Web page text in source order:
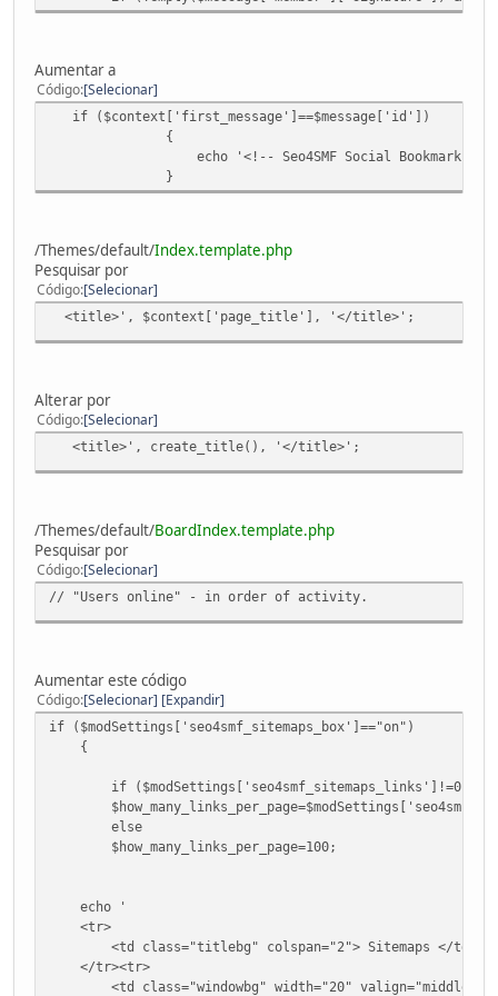
Aumentar a
Código Selecionar
if ($context['first_message']==$message['id'])
{
echo '<!-- Seo4SMF Social Bookmark --
}
/Themes/default/Index.template.php
Pesquisar por
Código Selecionar
<title>', $context['page_title'], '</title>';
Alterar por
Código Selecionar
<title>', create_title(), '</title>';
/Themes/default/BoardIndex.template.php
Pesquisar por
Código Selecionar
// "Users online" - in order of activity.
Aumentar este código
Código Selecionar Expandir
if ($modSettings['seo4smf_sitemaps_box']=="on")
{
if ($modSettings['seo4smf_sitemaps_links']!=0)
else
$how_many_links_per_page=100;
echo '
<tr>
<td class="titlebg" colspan="2"> Sitemaps </td>
</tr><tr>
<td class="windowbg" width="20" valign="middle"